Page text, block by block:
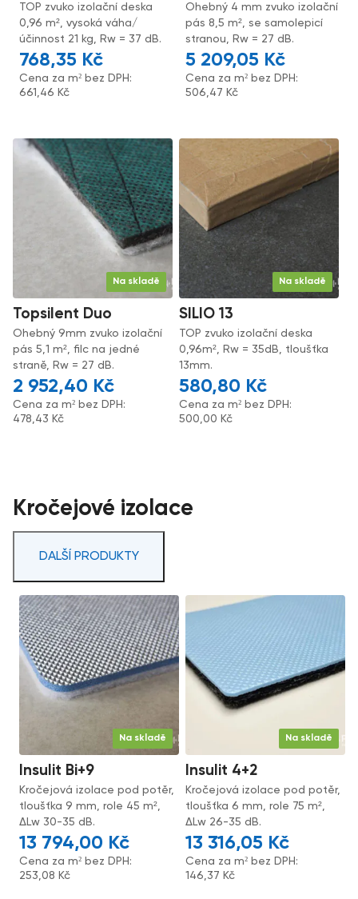
TOP zvuko izolační deska
0,96 m², vysoká váha/
účinnost 21 kg, Rw = 37 dB.
768,35 Kč
Cena za m² bez DPH:
661,46 Kč
Ohebný 4 mm zvuko izolační
pás 8,5 m², se samolepicí
stranou, Rw = 27 dB.
5 209,05 Kč
Cena za m² bez DPH:
506,47 Kč
Na skladě
Topsilent Duo
Ohebný 9mm zvuko izolační
pás 5,1 m², filc na jedné
straně, Rw = 27 dB.
2 952,40 Kč
Cena za m² bez DPH:
478,43 Kč
Na skladě
SILIO 13
TOP zvuko izolační deska
0,96m², Rw = 35dB, tloušťka
13mm.
580,80 Kč
Cena za m² bez DPH:
500,00 Kč
Kročejové izolace
DALŠÍ PRODUKTY
Na skladě
Insulit Bi+9
Kročejová izolace pod potěr,
tloušťka 9 mm, role 45 m²,
ΔLw 30-35 dB.
13 794,00 Kč
Cena za m² bez DPH:
253,08 Kč
Na skladě
Insulit 4+2
Kročejová izolace pod potěr,
tloušťka 6 mm, role 75 m²,
ΔLw 26-35 dB.
13 316,05 Kč
Cena za m² bez DPH:
146,37 Kč